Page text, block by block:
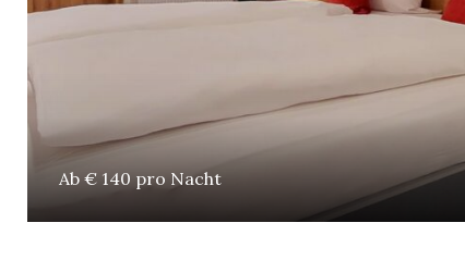
Ab € 140 pro Nacht